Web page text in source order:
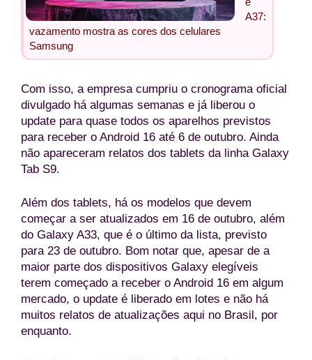
A37:
vazamento mostra as cores dos celulares
Samsung
Com isso, a empresa cumpriu o cronograma oficial
divulgado há algumas semanas e já liberou o
update para quase todos os aparelhos previstos
para receber o Android 16 até 6 de outubro. Ainda
não apareceram relatos dos tablets da linha Galaxy
Tab S9.
Além dos tablets, há os modelos que devem
começar a ser atualizados em 16 de outubro, além
do Galaxy A33, que é o último da lista, previsto
para 23 de outubro. Bom notar que, apesar de a
maior parte dos dispositivos Galaxy elegíveis
terem começado a receber o Android 16 em algum
mercado, o update é liberado em lotes e não há
muitos relatos de atualizações aqui no Brasil, por
enquanto.